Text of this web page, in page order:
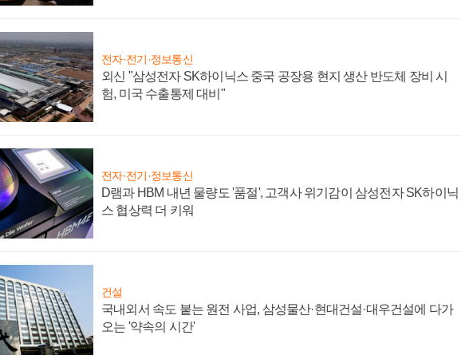
전자·전기·정보통신
외신 "삼성전자 SK하이닉스 중국 공장용 현지 생산 반도체 장비 시
험, 미국 수출통제 대비"
전자·전기·정보통신
D램과 HBM 내년 물량도 '품절', 고객사 위기감이 삼성전자 SK하이닉
스 협상력 더 키워
건설
국내외서 속도 붙는 원전 사업, 삼성물산·현대건설·대우건설에 다가
오는 '약속의 시간'